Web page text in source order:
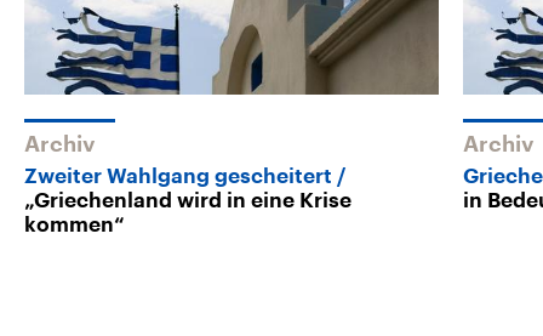
Archiv
Zweiter Wahlgang gescheitert
„Griechenland wird in eine Krise
kommen“
Archiv
in